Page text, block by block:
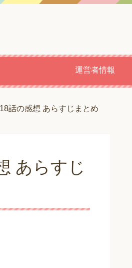
運営者情報
話の感想 あらすじまとめ
あらすじ